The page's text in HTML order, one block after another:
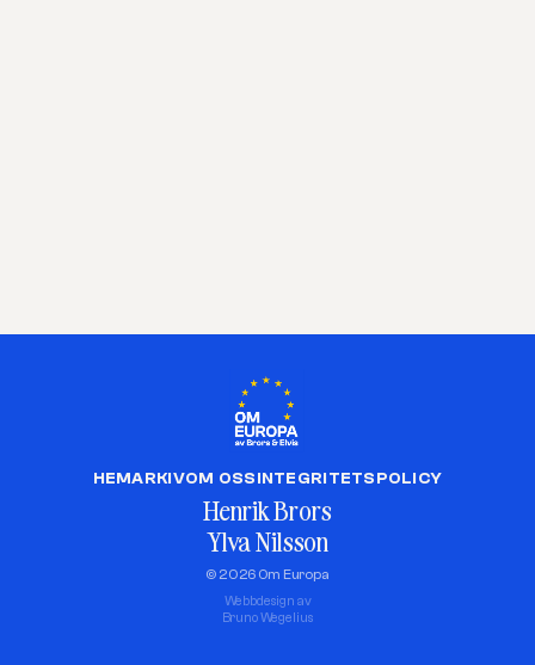
HEMARKIVOM OSSINTEGRITETSPOLICY
Henrik Brors
Ylva Nilsson
© 2026 Om Europa
Webbdesign av
Bruno Wegelius